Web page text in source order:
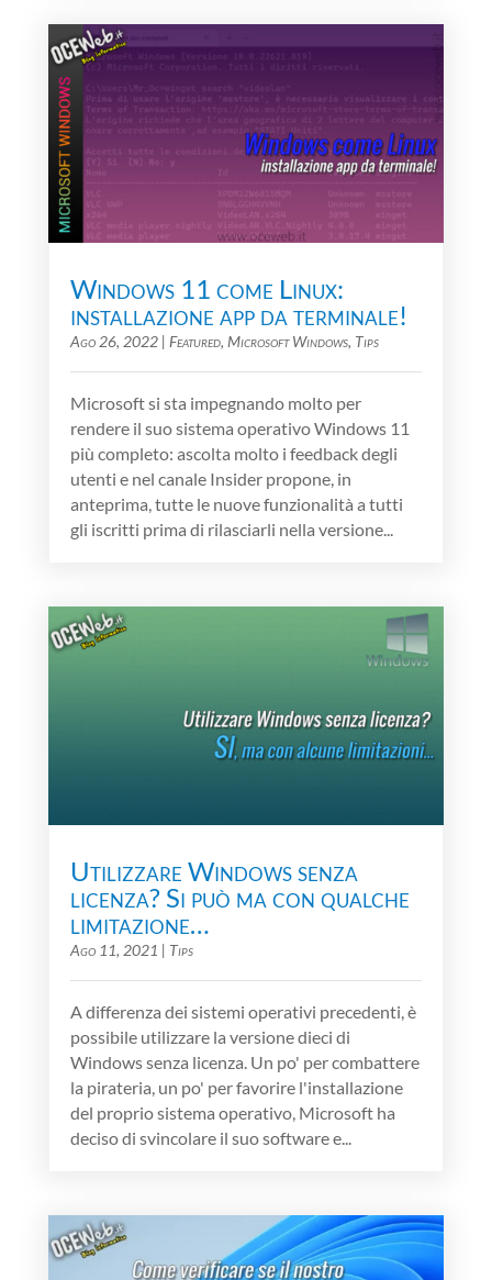
Windows 11 come Linux:
installazione app da terminale!
Ago 26, 2022| Featured, Microsoft Windows, Tips
Microsoft si sta impegnando molto per
rendere il suo sistema operativo Windows 11
più completo: ascolta molto i feedback degli
utenti e nel canale Insider propone, in
anteprima, tutte le nuove funzionalità a tutti
gli iscritti prima di rilasciarli nella versione...
Utilizzare Windows senza
licenza? Si può ma con qualche
limitazione…
Ago 11, 2021 | Tips
A differenza dei sistemi operativi precedenti, è
possibile utilizzare la versione dieci di
Windows senza licenza. Un po' per combattere
la pirateria, un po' per favorire l'installazione
del proprio sistema operativo, Microsoft ha
deciso di svincolare il suo software e...